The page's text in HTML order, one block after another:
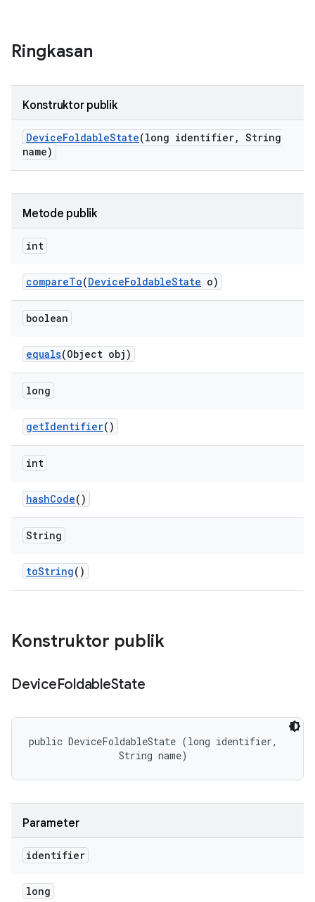
Ringkasan
Konstruktor publik
DeviceFoldableState(long identifier, String
name)
Metode publik
int
compareTo(DeviceFoldableState o)
boolean
equals(Object obj)
long
getIdentifier()
int
hashCode()
String
toString()
Konstruktor publik
DeviceFoldableState
public DeviceFoldableState (long identifier,
                String name)
Parameter
identifier
long